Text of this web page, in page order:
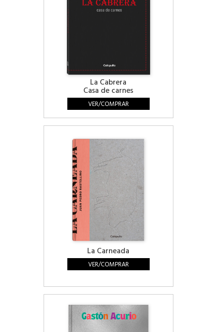
La Cabrera
Casa de carnes
VER/COMPRAR
La Carneada
VER/COMPRAR